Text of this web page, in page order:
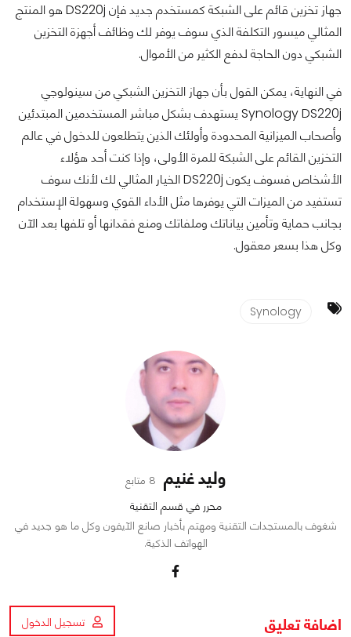
جهاز تخزين قائم على الشبكة كمستخدم جديد فإن DS220j هو المنتج
المثالي ميسور التكلفة الذي سوف يوفر لك وظائف أجهزة التخزين
الشبكي دون الحاجة لدفع الكثير من الأموال.
في النهاية، يمكن القول بأن جهاز التخزين الشبكي من سينولوجي
Synology DS220j يستهدف بشكل مباشر المستخدمين المبتدئين
وأصحاب الميزانية المحدودة وأولئك الذين يتطلعون للدخول في عالم
التخزين القائم على الشبكة للمرة الأولى، وإذا كنت أحد هؤلاء
الأشخاص فسوف يكون DS220j الخيار المثالي لك لأنك سوف
تستفيد من الميزات التي يوفرها مثل الأداء القوي وسهولة الإستخدام
بجانب حماية وتأمين بياناتك وملفاتك ومنع فقدانها أو تلفها بعد الآن
وكل هذا بسعر معقول.
Synology
وليد غنيم 8 متابع
محرر في قسم التقنية
شغوف بالمستجدات التقنية ومهتم بأخبار صانع الآيفون وكل ما هو جديد في
الهواتف الذكية.
اضافة تعليق تسجيل الدخول